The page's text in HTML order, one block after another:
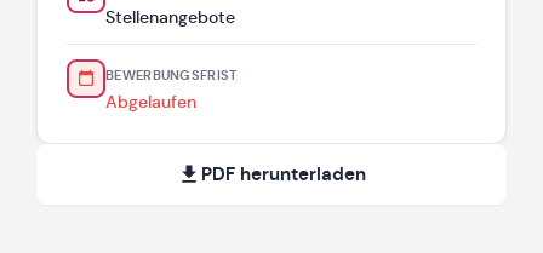
Stellenangebote
BEWERBUNGSFRIST
Abgelaufen
PDF herunterladen